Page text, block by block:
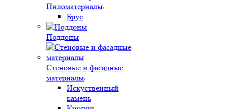
Пиломатериалы
Брус
Поддоны
Стеновые и фасадные
материалы
Искуственный
камень